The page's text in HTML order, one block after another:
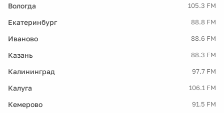
Вологда 105.3 FM
Екатеринбург 88.8 FM
Иваново 88.6 FM
Казань 88.3 FM
Калининград 97.7 FM
Калуга 106.1 FM
Кемерово 91.5 FM